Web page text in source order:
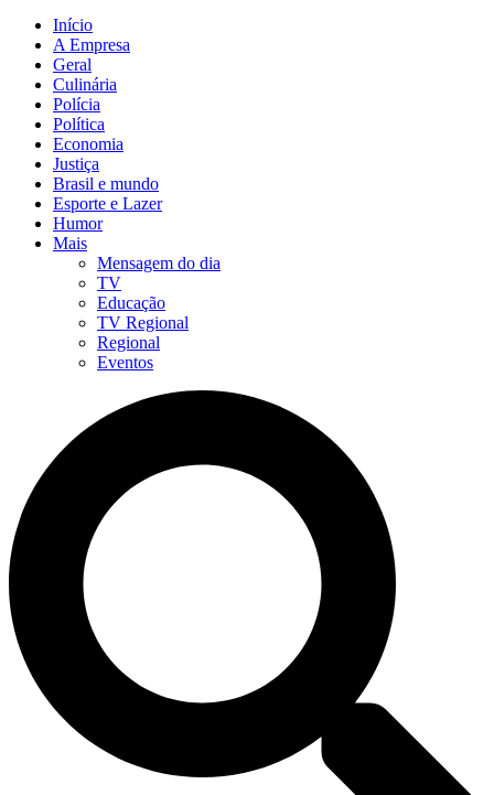
Início
A Empresa
Geral
Culinária
Polícia
Política
Economia
Justiça
Brasil e mundo
Esporte e Lazer
Humor
Mais
Mensagem do dia
TV
Educação
TV Regional
Regional
Eventos